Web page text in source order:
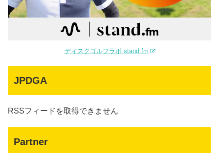
ディスクゴルフラボ stand.fm
JPDGA
RSSフィードを取得できません
Partner